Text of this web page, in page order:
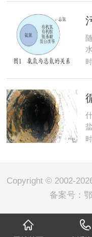
Copyright © 2002-
备案号：